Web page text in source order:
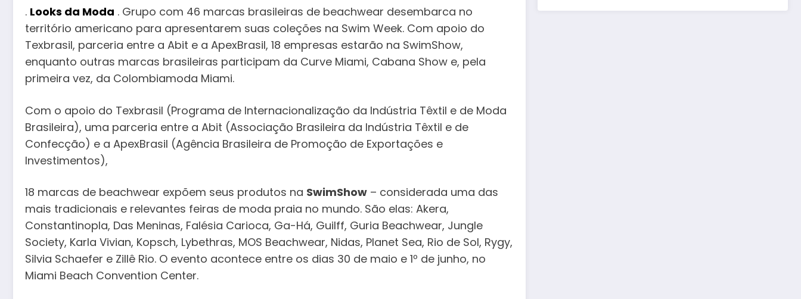
. Looks da Moda . Grupo com 46 marcas brasileiras de beachwear desembarca no
território americano para apresentarem suas coleções na Swim Week. Com apoio do
Texbrasil, parceria entre a Abit e a ApexBrasil, 18 empresas estarão na SwimShow,
enquanto outras marcas brasileiras participam da Curve Miami, Cabana Show e, pela
primeira vez, da Colombiamoda Miami.
Com o apoio do Texbrasil (Programa de Internacionalização da Indústria Têxtil e de Moda
Brasileira), uma parceria entre a Abit (Associação Brasileira da Indústria Têxtil e de
Confecção) e a ApexBrasil (Agência Brasileira de Promoção de Exportações e
Investimentos),
18 marcas de beachwear expõem seus produtos na SwimShow – considerada uma das
mais tradicionais e relevantes feiras de moda praia no mundo. São elas: Akera,
Constantinopla, Das Meninas, Falésia Carioca, Ga-Há, Guilff, Guria Beachwear, Jungle
Society, Karla Vivian, Kopsch, Lybethras, MOS Beachwear, Nidas, Planet Sea, Rio de Sol, Rygy,
Silvia Schaefer e Zillê Rio. O evento acontece entre os dias 30 de maio e 1º de junho, no
Miami Beach Convention Center.